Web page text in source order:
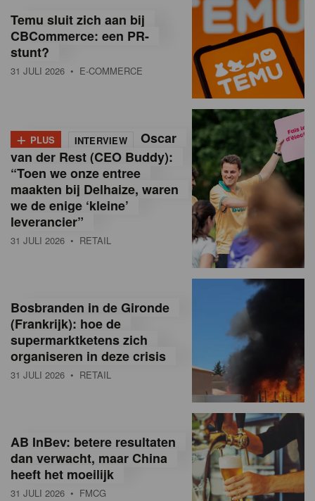
o
n
d
a
M
a
g
a
n
e
a
Temu sluit zich aan bij
CBCommerce: een PR-
stunt?
31 JULI 2026 • E-COMMERCE
+ PLUS INTERVIEW
Oscar
van der Rest (CEO Buddy):
“Toen we onze entree
maakten bij Delhaize, waren
we de enige ‘kleine’
leverancier”
31 JULI 2026 • RETAIL
Bosbranden in de Gironde
(Frankrijk): hoe de
supermarktketens zich
organiseren in deze crisis
31 JULI 2026 • RETAIL
AB InBev: betere resultaten
dan verwacht, maar China
heeft het moeilijk
31 JULI 2026 • FMCG